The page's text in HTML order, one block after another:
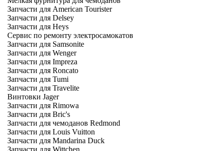
Запчасти для American Tourister
Запчасти для Delsey
Запчасти для Heys
Сервис по ремонту электросамокатов
Запчасти для Samsonite
Запчасти для Wenger
Запчасти для Impreza
Запчасти для Roncato
Запчасти для Tumi
Запчасти для Travelite
Винтовки Jager
Запчасти для Rimowa
Запчасти для Bric's
Запчасти для чемоданов Redmond
Запчасти для Louis Vuitton
Запчасти для Mandarina Duck
Запчасти для Wittchen